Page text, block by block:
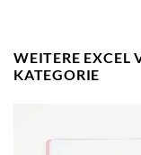
WEITERE EXCEL
KATEGORIE